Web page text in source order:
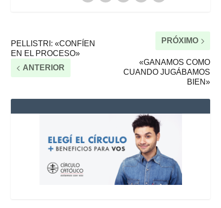
PELLISTRI: «CONFÍEN
EN EL PROCESO»
ANTERIOR
PRÓXIMO
«GANAMOS COMO
CUANDO JUGÁBAMOS
BIEN»